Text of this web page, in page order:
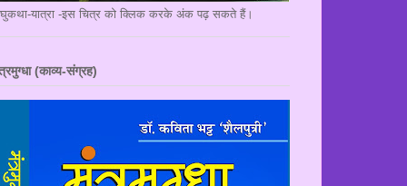
यात्रा -इस चित्र को क्लिक करके अंक पढ़ सकते हैं।
(काव्य-संग्रह)